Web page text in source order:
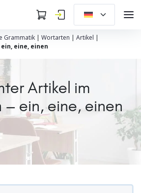
Grammatik | Wortarten | Artikel |
eine, einen
Artikel im
– ein, eine, einen